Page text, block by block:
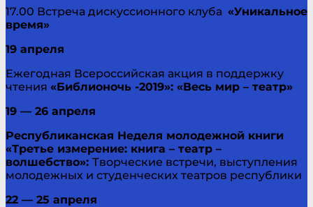
17.00 Встреча дискуссионного клуба «Уникальное
время»
19 апреля
Ежегодная Всероссийская акция в поддержку
чтения «Библионочь -2019»: «Весь мир – театр»
19 — 26 апреля
Республиканская Неделя молодежной книги
«Третье измерение: книга – театр –
волшебство»: Творческие встречи, выступления
молодежных и студенческих театров республики
22 — 25 апреля